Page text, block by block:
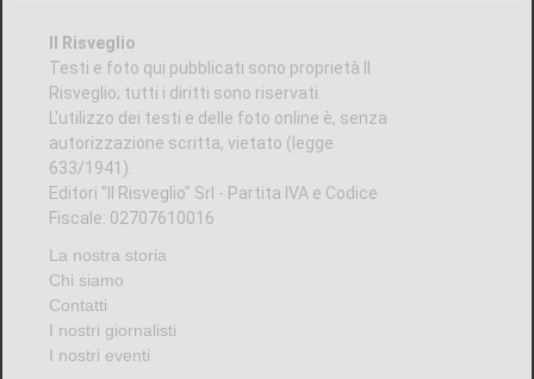
Il Risveglio
Testi e foto qui pubblicati sono proprietà Il
Risveglio; tutti i diritti sono riservati.
L'utilizzo dei testi e delle foto online è, senza
autorizzazione scritta, vietato (legge
633/1941).
Editori "Il Risveglio" Srl - Partita IVA e Codice
Fiscale: 02707610016
La nostra storia
Chi siamo
Contatti
I nostri giornalisti
I nostri eventi